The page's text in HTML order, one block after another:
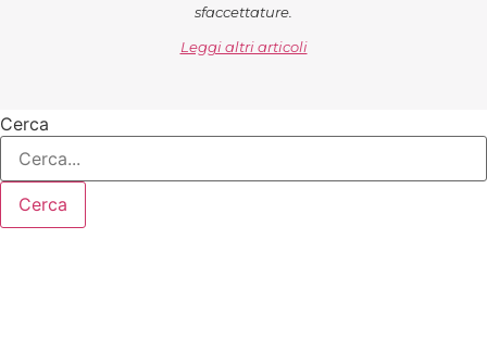
sfaccettature.
Leggi altri articoli
Cerca
Cerca